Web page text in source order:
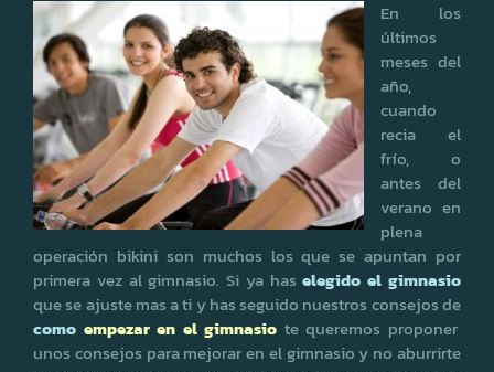
En los
últimos
meses del
año,
cuando
recia el
frío, o
antes del
verano en
plena
operación bikini son muchos los que se apuntan por
primera vez al gimnasio. Si ya haselegido el gimnasio
que se ajuste mas a ti y has seguido nuestros consejos de
como empezar en el gimnasio te queremos proponer
unos consejos para mejorar en el gimnasio y no aburrirte